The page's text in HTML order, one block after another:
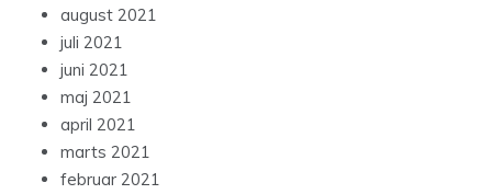
august 2021
juli 2021
juni 2021
maj 2021
april 2021
marts 2021
februar 2021